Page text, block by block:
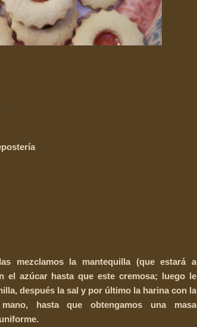
mezclamos la mantequilla (que estará a
el azúcar hasta que este cremosa; luego le
después la sal y por último la harina con la
hasta que obtengamos una masa